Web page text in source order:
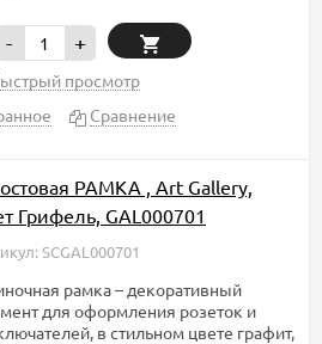
- +
просмотр
Сравнение
РАМКА , Art Gallery,
Грифель, GAL000701
SCGAL000701
рамка – декоративный
для оформления розеток и
в стильном цвете графит,